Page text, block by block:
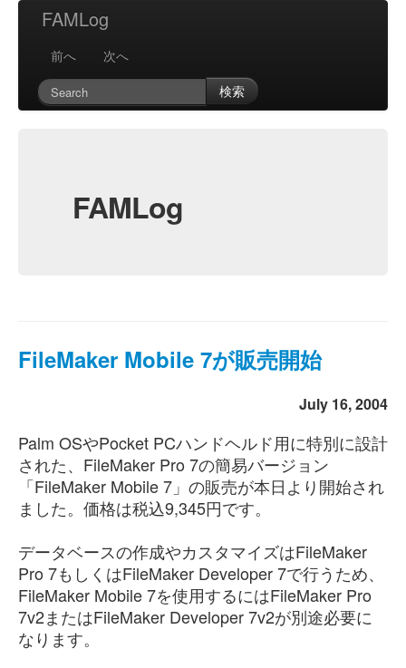
FAMLog
前へ
次へ
検索
FAMLog
FileMaker Mobile 7が販売開始
July 16, 2004
Palm OSやPocket PCハンドヘルド用に特別に設計
された、FileMaker Pro 7の簡易バージョン
「FileMaker Mobile 7」の販売が本日より開始され
ました。価格は税込9,345円です。
データベースの作成やカスタマイズはFileMaker
Pro 7もしくはFileMaker Developer 7で行うため、
FileMaker Mobile 7を使用するにはFileMaker Pro
7v2またはFileMaker Developer 7v2が別途必要に
なります。